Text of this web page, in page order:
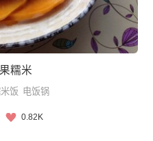
糯米
饭 电饭锅
0.82K